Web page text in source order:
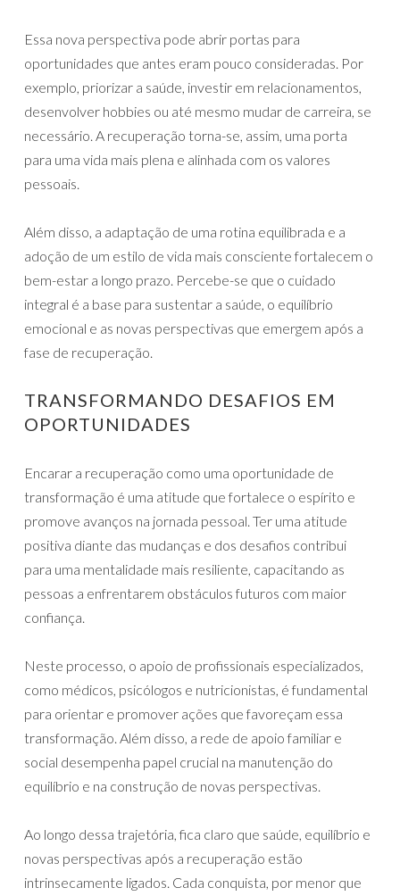
Essa nova perspectiva pode abrir portas para
oportunidades que antes eram pouco consideradas. Por
exemplo, priorizar a saúde, investir em relacionamentos,
desenvolver hobbies ou até mesmo mudar de carreira, se
necessário. A recuperação torna-se, assim, uma porta
para uma vida mais plena e alinhada com os valores
pessoais.
Além disso, a adaptação de uma rotina equilibrada e a
adoção de um estilo de vida mais consciente fortalecem o
bem-estar a longo prazo. Percebe-se que o cuidado
integral é a base para sustentar a saúde, o equilíbrio
emocional e as novas perspectivas que emergem após a
fase de recuperação.
TRANSFORMANDO DESAFIOS EM
OPORTUNIDADES
Encarar a recuperação como uma oportunidade de
transformação é uma atitude que fortalece o espírito e
promove avanços na jornada pessoal. Ter uma atitude
positiva diante das mudanças e dos desafios contribui
para uma mentalidade mais resiliente, capacitando as
pessoas a enfrentarem obstáculos futuros com maior
confiança.
Neste processo, o apoio de profissionais especializados,
como médicos, psicólogos e nutricionistas, é fundamental
para orientar e promover ações que favoreçam essa
transformação. Além disso, a rede de apoio familiar e
social desempenha papel crucial na manutenção do
equilíbrio e na construção de novas perspectivas.
Ao longo dessa trajetória, fica claro que saúde, equilíbrio e
novas perspectivas após a recuperação estão
intrinsecamente ligados. Cada conquista, por menor que